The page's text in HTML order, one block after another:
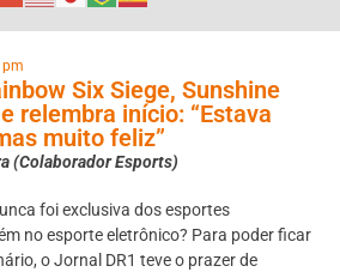
Six Siege, Sunshine
relembra início: “Estava
muito feliz”
(Colaborador Esports)
foi exclusiva dos esportes
no esporte eletrônico? Para poder ficar
o Jornal DR1 teve o prazer de